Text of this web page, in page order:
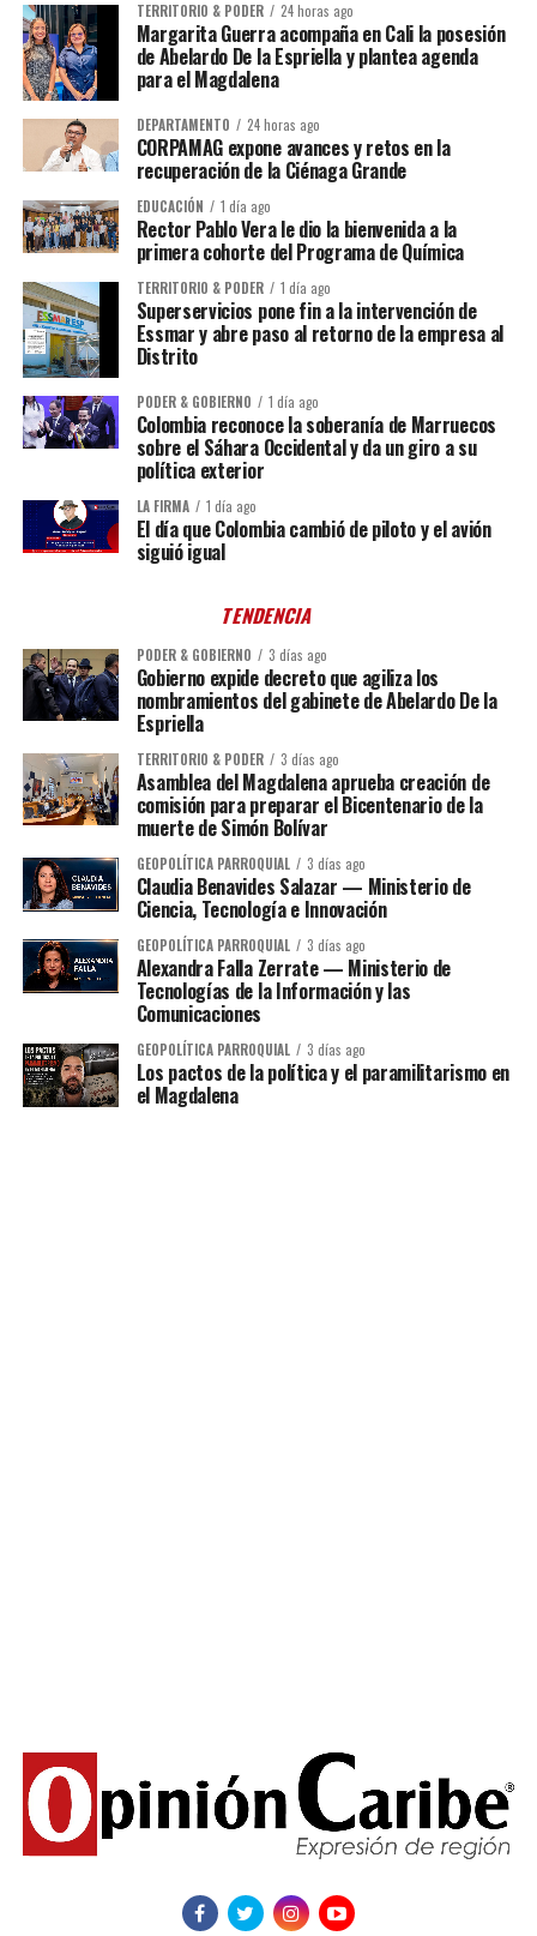
TERRITORIO & PODER 24 horas ago
Margarita Guerra acompaña en Cali la posesión
de Abelardo De la Espriella y plantea agenda
para el Magdalena
DEPARTAMENTO 24 horas ago
CORPAMAG expone avances y retos en la
recuperación de la Ciénaga Grande
EDUCACIÓN 1 día ago
Rector Pablo Vera le dio la bienvenida a la
primera cohorte del Programa de Química
TERRITORIO & PODER 1 día ago
Superservicios pone fin a la intervención de
Essmar y abre paso al retorno de la empresa al
Distrito
PODER & GOBIERNO 1 día ago
Colombia reconoce la soberanía de Marruecos
sobre el Sáhara Occidental y da un giro a su
política exterior
LA FIRMA 1 día ago
El día que Colombia cambió de piloto y el avión
siguió igual
TENDENCIA
PODER & GOBIERNO 3 días ago
Gobierno expide decreto que agiliza los
nombramientos del gabinete de Abelardo De la
Espriella
TERRITORIO & PODER 3 días ago
Asamblea del Magdalena aprueba creación de
comisión para preparar el Bicentenario de la
muerte de Simón Bolívar
GEOPOLÍTICA PARROQUIAL 3 días ago
Claudia Benavides Salazar — Ministerio de
Ciencia, Tecnología e Innovación
GEOPOLÍTICA PARROQUIAL 3 días ago
Alexandra Falla Zerrate — Ministerio de
Tecnologías de la Información y las
Comunicaciones
GEOPOLÍTICA PARROQUIAL 3 días ago
Los pactos de la política y el paramilitarismo en
el Magdalena